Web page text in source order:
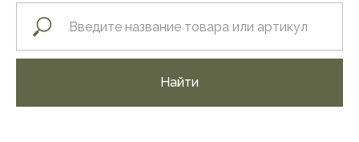
Найти